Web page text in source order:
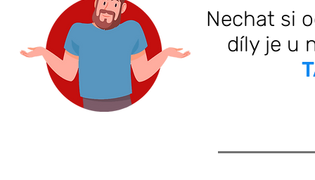
Nechat si
díly je u